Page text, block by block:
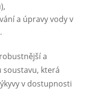
a úpravy vody v
a
která
v dostupnosti